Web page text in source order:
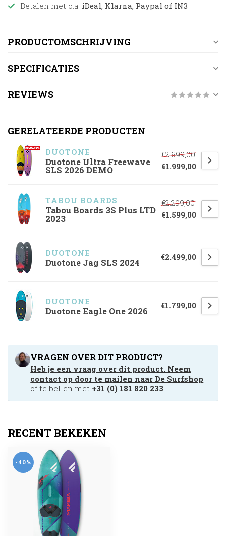
Betalen met o.a. iDeal, Klarna, Paypal of IN3
PRODUCTOMSCHRIJVING
SPECIFICATIES
REVIEWS
GERELATEERDE PRODUCTEN
DUOTONE
Duotone Ultra Freewave
SLS 2026 DEMO
€2.699,00
€1.999,00
TABOU BOARDS
Tabou Boards 3S Plus LTD
2023
€2.299,00
€1.599,00
DUOTONE
Duotone Jag SLS 2024
€2.499,00
DUOTONE
Duotone Eagle One 2026
€1.799,00
VRAGEN OVER DIT PRODUCT?
Heb je een vraag over dit product. Neem
contact op door te mailen naar De Surfshop
of te bellen met +31 (0) 181 820 233
RECENT BEKEKEN
-40%